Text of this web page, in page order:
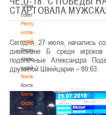
Тренерский
совет
Республиканская
коллегия
судей
Республиканская
коллегия
судей
Контакты
Контакты
Контакты
федерации
Контакты
СТАРТОВАЛА
Сегодня, 27 июля, начались
дивизионе Б среди
подопечные Александра
дружиной Швейцарии – 89:63.